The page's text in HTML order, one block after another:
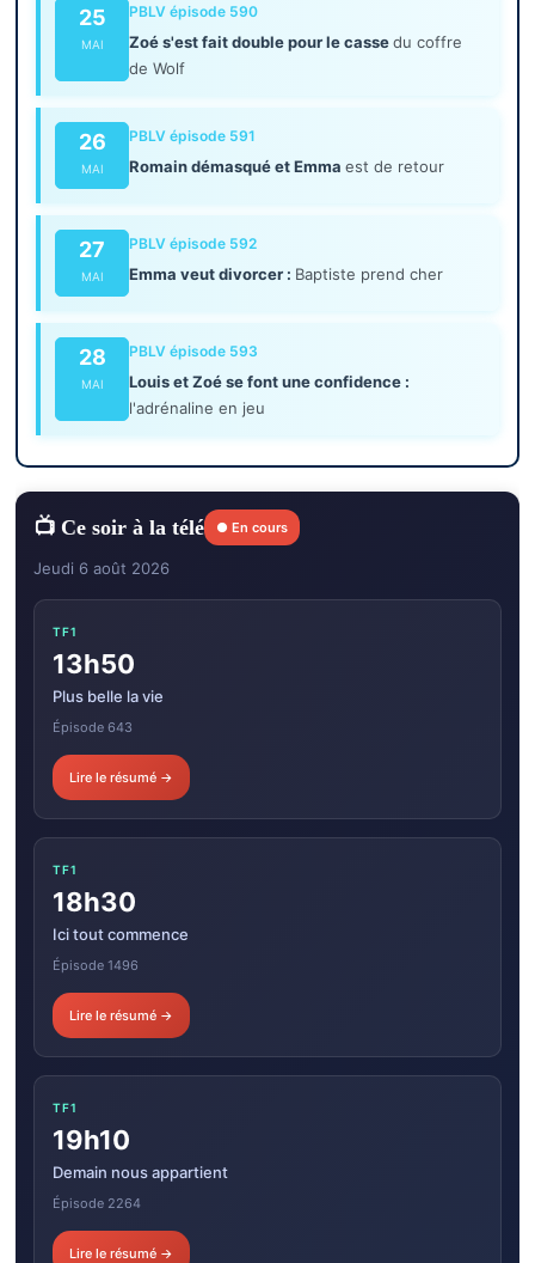
25
MAI
PBLV épisode 590
Zoé s'est fait double pour le cassedu coffre
de Wolf
26
MAI
PBLV épisode 591
Romain démasqué et Emmaest de retour
27
MAI
PBLV épisode 592
Emma veut divorcer : Baptiste prend cher
28
MAI
PBLV épisode 593
Louis et Zoé se font une confidence :
l'adrénaline en jeu
📺 Ce soir à la télé ● En cours
Jeudi 6 août 2026
TF1
13h50
Plus belle la vie
Épisode 643
Lire le résumé →
TF1
18h30
Ici tout commence
Épisode 1496
Lire le résumé →
TF1
19h10
Demain nous appartient
Épisode 2264
Lire le résumé →